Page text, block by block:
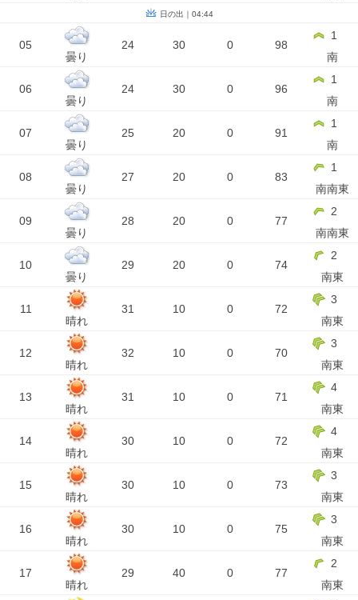
日の出｜04:44
05
曇り
24 30 0 98
1
南
06
曇り
24 30 0 96
1
南
07
曇り
25 20 0 91
1
南
08
曇り
27 20 0 83
1
南南東
09
曇り
28 20 0 77
2
南南東
10
曇り
29 20 0 74
2
南東
11
晴れ
31 10 0 72
3
南東
12
晴れ
32 10 0 70
3
南東
13
晴れ
31 10 0 71
4
南東
14
晴れ
30 10 0 72
4
南東
15
晴れ
30 10 0 73
3
南東
16
晴れ
30 10 0 75
3
南東
17
晴れ
29 40 0 77
2
南東